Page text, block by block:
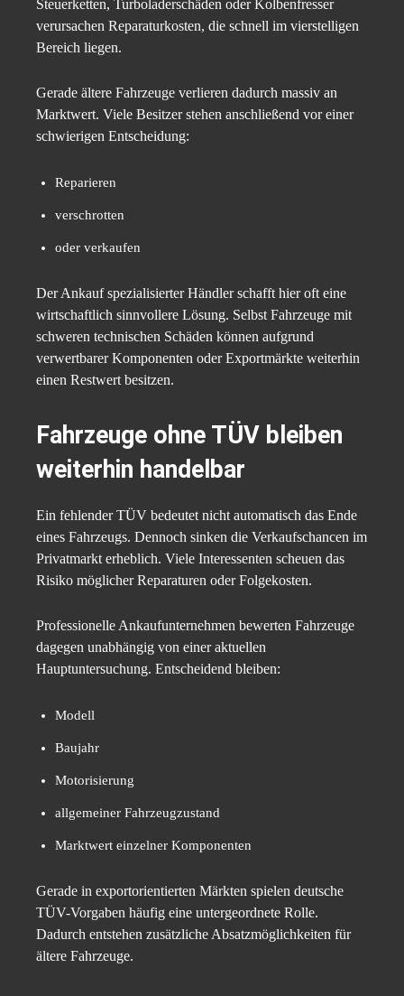
Steuerketten, Turboladerschäden oder Kolbenfresser
verursachen Reparaturkosten, die schnell im vierstelligen
Bereich liegen.
Gerade ältere Fahrzeuge verlieren dadurch massiv an
Marktwert. Viele Besitzer stehen anschließend vor einer
schwierigen Entscheidung:
Reparieren
verschrotten
oder verkaufen
Der Ankauf spezialisierter Händler schafft hier oft eine
wirtschaftlich sinnvollere Lösung. Selbst Fahrzeuge mit
schweren technischen Schäden können aufgrund
verwertbarer Komponenten oder Exportmärkte weiterhin
einen Restwert besitzen.
Fahrzeuge ohne TÜV bleiben
weiterhin handelbar
Ein fehlender TÜV bedeutet nicht automatisch das Ende
eines Fahrzeugs. Dennoch sinken die Verkaufschancen im
Privatmarkt erheblich. Viele Interessenten scheuen das
Risiko möglicher Reparaturen oder Folgekosten.
Professionelle Ankaufunternehmen bewerten Fahrzeuge
dagegen unabhängig von einer aktuellen
Hauptuntersuchung. Entscheidend bleiben:
Modell
Baujahr
Motorisierung
allgemeiner Fahrzeugzustand
Marktwert einzelner Komponenten
Gerade in exportorientierten Märkten spielen deutsche
TÜV-Vorgaben häufig eine untergeordnete Rolle.
Dadurch entstehen zusätzliche Absatzmöglichkeiten für
ältere Fahrzeuge.